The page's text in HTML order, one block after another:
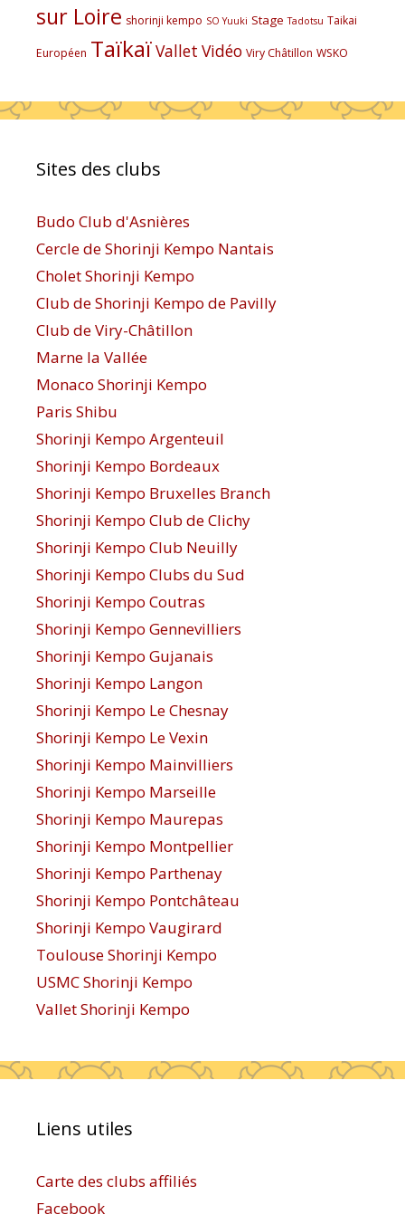
sur Loire shorinji kempo SO Yuuki Stage Tadotsu Taikai
Européen TaïkaïVallet Vidéo Viry Châtillon WSKO
Sites des clubs
Budo Club d'Asnières
Cercle de Shorinji Kempo Nantais
Cholet Shorinji Kempo
Club de Shorinji Kempo de Pavilly
Club de Viry-Châtillon
Marne la Vallée
Monaco Shorinji Kempo
Paris Shibu
Shorinji Kempo Argenteuil
Shorinji Kempo Bordeaux
Shorinji Kempo Bruxelles Branch
Shorinji Kempo Club de Clichy
Shorinji Kempo Club Neuilly
Shorinji Kempo Clubs du Sud
Shorinji Kempo Coutras
Shorinji Kempo Gennevilliers
Shorinji Kempo Gujanais
Shorinji Kempo Langon
Shorinji Kempo Le Chesnay
Shorinji Kempo Le Vexin
Shorinji Kempo Mainvilliers
Shorinji Kempo Marseille
Shorinji Kempo Maurepas
Shorinji Kempo Montpellier
Shorinji Kempo Parthenay
Shorinji Kempo Pontchâteau
Shorinji Kempo Vaugirard
Toulouse Shorinji Kempo
USMC Shorinji Kempo
Vallet Shorinji Kempo
Liens utiles
Carte des clubs affiliés
Facebook